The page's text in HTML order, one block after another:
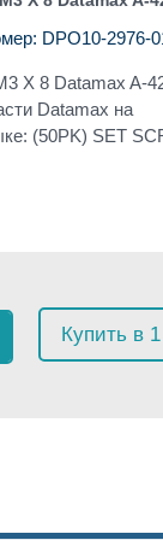
DPO10-2976-
X 8 Datamax A-
Datamax на
(50PK) SET
Купить в